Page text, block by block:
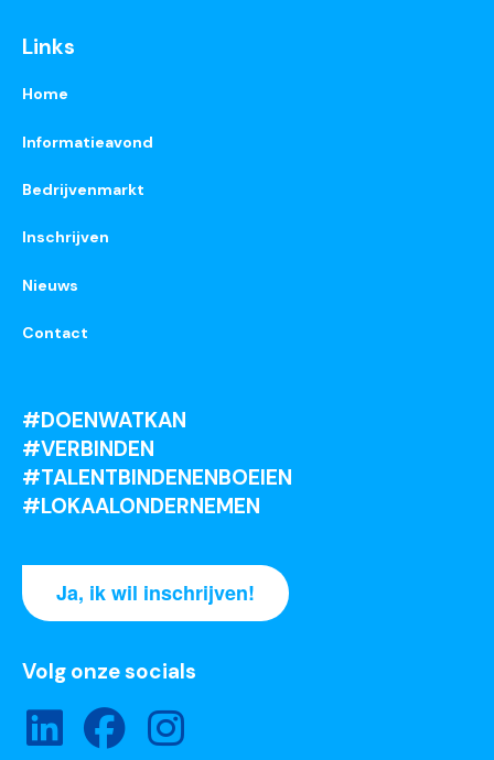
Links
Home
Informatieavond
Bedrijvenmarkt
Inschrijven
Nieuws
Contact
#DOENWATKAN
#VERBINDEN
#TALENTBINDENENBOEIEN
#LOKAALONDERNEMEN
Ja, ik wil inschrijven!
Volg onze socials